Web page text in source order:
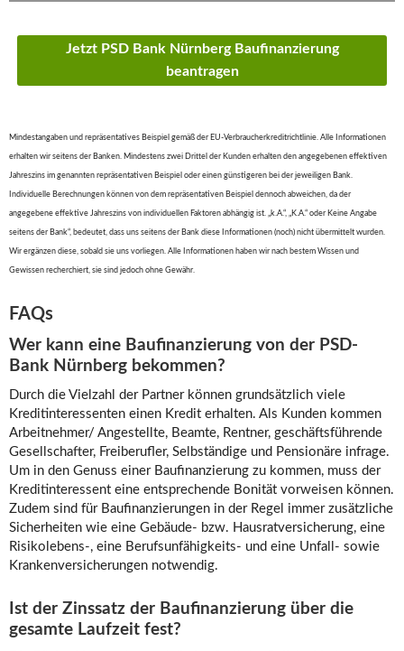
Jetzt PSD Bank Nürnberg Baufinanzierung
beantragen
Mindestangaben und repräsentatives Beispiel gemäß der EU-Verbraucherkreditrichtlinie. Alle Informationen
erhalten wir seitens der Banken. Mindestens zwei Drittel der Kunden erhalten den angegebenen effektiven
Jahreszins im genannten repräsentativen Beispiel oder einen günstigeren bei der jeweiligen Bank.
Individuelle Berechnungen können von dem repräsentativen Beispiel dennoch abweichen, da der
angegebene effektive Jahreszins von individuellen Faktoren abhängig ist. „k.A.“, „K.A.“ oder Keine Angabe
seitens der Bank“, bedeutet, dass uns seitens der Bank diese Informationen (noch) nicht übermittelt wurden.
Wir ergänzen diese, sobald sie uns vorliegen. Alle Informationen haben wir nach bestem Wissen und
Gewissen recherchiert, sie sind jedoch ohne Gewähr.
FAQs
Wer kann eine Baufinanzierung von der PSD-
Bank Nürnberg bekommen?
Durch die Vielzahl der Partner können grundsätzlich viele
Kreditinteressenten einen Kredit erhalten. Als Kunden kommen
Arbeitnehmer/ Angestellte, Beamte, Rentner, geschäftsführende
Gesellschafter, Freiberufler, Selbständige und Pensionäre infrage.
Um in den Genuss einer Baufinanzierung zu kommen, muss der
Kreditinteressent eine entsprechende Bonität vorweisen können.
Zudem sind für Baufinanzierungen in der Regel immer zusätzliche
Sicherheiten wie eine Gebäude- bzw. Hausratversicherung, eine
Risikolebens-, eine Berufsunfähigkeits- und eine Unfall- sowie
Krankenversicherungen notwendig.
Ist der Zinssatz der Baufinanzierung über die
gesamte Laufzeit fest?